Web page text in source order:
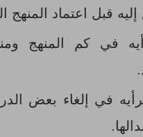
إليه قبل اعتماد المنهج
في كم المنهج
برأيه في إلغاء بعض